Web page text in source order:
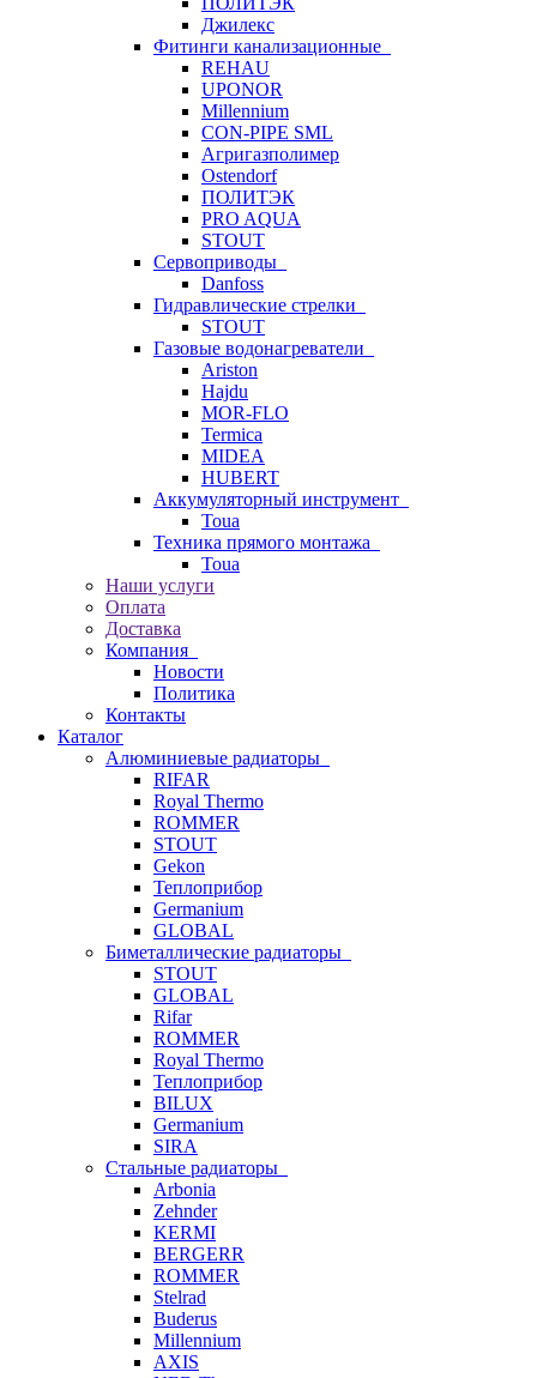
Джилекс
Фитинги канализационные
REHAU
UPONOR
Millennium
CON-PIPE SML
Агригазполимер
Ostendorf
ПОЛИТЭК
PRO AQUA
STOUT
Сервоприводы
Danfoss
Гидравлические стрелки
STOUT
Газовые водонагреватели
Ariston
Hajdu
MOR-FLO
Termica
MIDEA
HUBERT
Аккумуляторный инструмент
Toua
Техника прямого монтажа
Toua
Наши услуги
Оплата
Доставка
Компания
Новости
Политика
Контакты
Каталог
Алюминиевые радиаторы
RIFAR
Royal Thermo
ROMMER
STOUT
Gekon
Теплоприбор
Germanium
GLOBAL
Биметаллические радиаторы
STOUT
GLOBAL
Rifar
ROMMER
Royal Thermo
Теплоприбор
BILUX
Germanium
SIRA
Стальные радиаторы
Arbonia
Zehnder
KERMI
BERGERR
ROMMER
Stelrad
Buderus
Millennium
AXIS